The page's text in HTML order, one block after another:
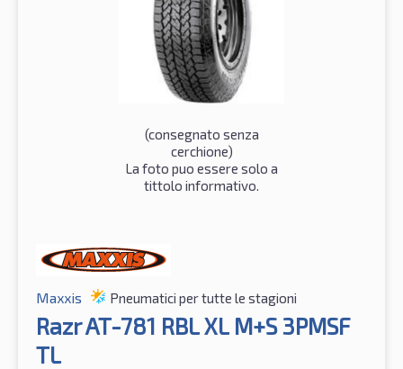
(consegnato senza
cerchione)
La foto puo essere solo a
tittolo informativo.
Maxxis Pneumatici per tutte le stagioni
Razr AT-781 RBL XL M+S 3PMSF
TL